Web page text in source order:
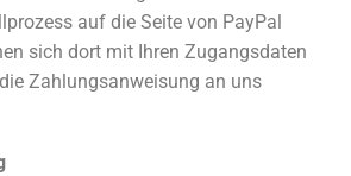
auf die Seite von PayPal
sich dort mit Ihren Zugangsdaten
Zahlungsanweisung an uns